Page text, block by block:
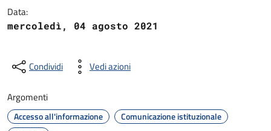
Data:
mercoledì, 04 agosto 2021
Condividi Vedi azioni
Argomenti
Accesso all'informazione
Comunicazione istituzionale